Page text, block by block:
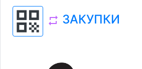
qr_code repeat ЗАКУПКИ